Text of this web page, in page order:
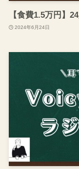
【食費1.5万円】
2024年6月24日